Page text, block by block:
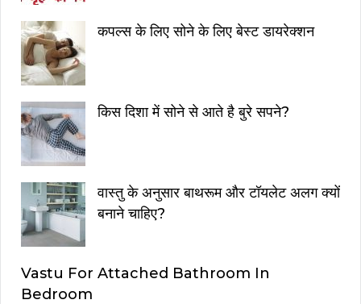
कपल्स के लिए सोने के लिए बेस्ट डायरेक्शन
किस दिशा में सोने से आते है बुरे सपने?
वास्तु के अनुसार बाथरूम और टॉयलेट अलग क्यों
बनाने चाहिए?
Vastu For Attached Bathroom In
Bedroom